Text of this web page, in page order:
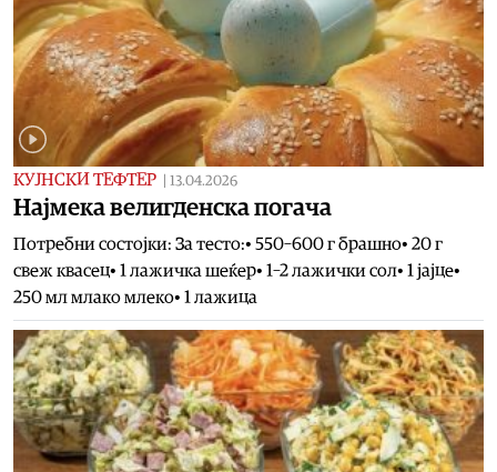
КУЈНСКИ ТЕФТЕР 13.04.2026
Најмека велигденска погача
Потребни состојки: За тесто:• 550–600 г брашно• 20 г
свеж квасец• 1 лажичка шеќер• 1–2 лажички сол• 1 јајце•
250 мл млако млеко• 1 лажица